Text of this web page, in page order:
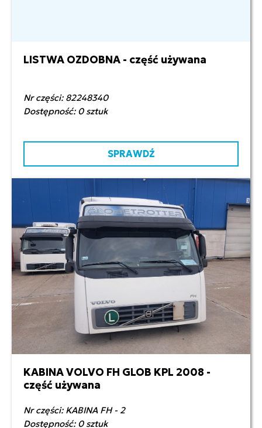
120,00 zł netto
LISTWA OZDOBNA - część używana
Nr części: 82248340
Dostępność: 0 sztuk
SPRAWDŹ
10 000,00 zł netto
KABINA VOLVO FH GLOB KPL 2008 -
część używana
Nr części: KABINA FH - 2
Dostępność: 0 sztuk